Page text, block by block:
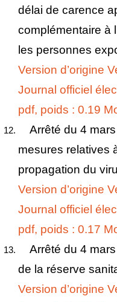
délai de carence
complémentaire à
les personnes
Version d’origine
Journal officiel
pdf, poids : 0.19
Arrêté du 4
mesures relatives
propagation du
Version d’origine
Journal officiel
pdf, poids : 0.17
Arrêté du 4
de la réserve
Version d’origine